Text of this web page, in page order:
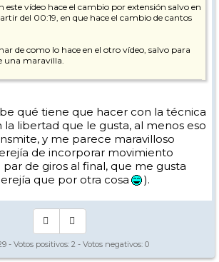
este vídeo hace el cambio por extensión salvo en
del 00:19, en que hace el cambio de cantos
de como lo hace en el otro vídeo, salvo para
una maravilla.
qué tiene que hacer con la técnica
la libertad que le gusta, al menos eso
y me parece maravilloso
de incorporar movimiento
par de giros al final, que me gusta
que por otra cosa
).
- Votos positivos: 2 - Votos negativos: 0